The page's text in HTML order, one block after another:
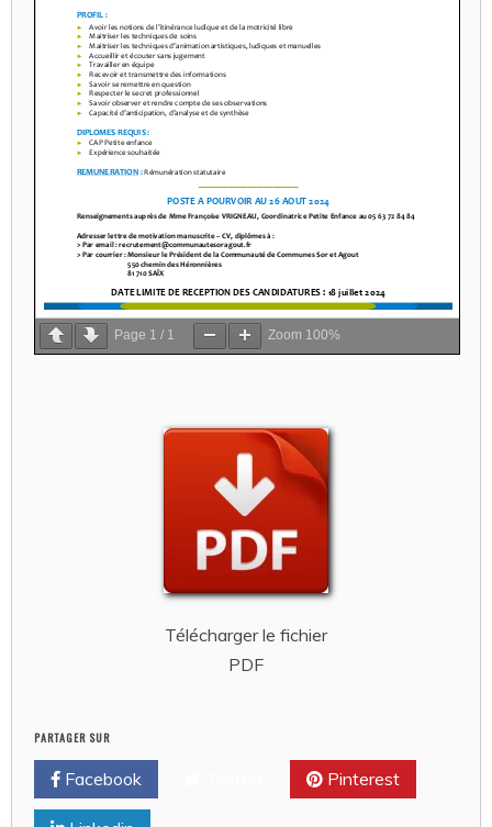
Page 1 / 1 Zoom 100%
Télécharger le fichier
PDF
PARTAGER SUR
Facebook Pinterest